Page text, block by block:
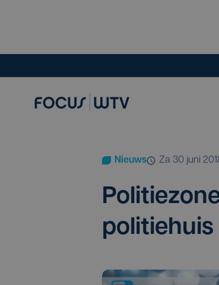
Nieuws za 30 juni
politiehuis